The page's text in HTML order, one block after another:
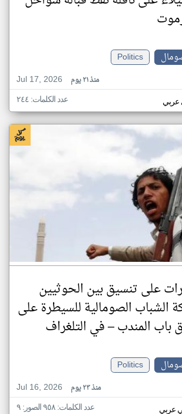
Politics
Jul 17, 2026
منذ ٢١ يوم
عربي عدد الكلمات: ٢٤٤
على تنسيق بين الحوثيين
الشباب الصومالية للسيطرة على
المندب – في التلغراف
Politics
Jul 16, 2026
منذ ٢٣ يوم
عربي عدد الكلمات: ٩٥٨ الصور: ٩